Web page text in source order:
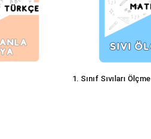
1. Sınıf Sıvıları Ölçme